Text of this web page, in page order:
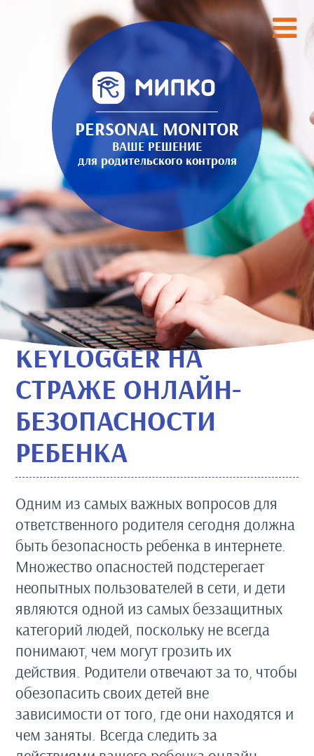
PERSONAL MONITOR
ВАШЕ РЕШЕНИЕ
для родительского контроля
KEYLOGGER НА
СТРАЖЕ ОНЛАЙН-
БЕЗОПАСНОСТИ
РЕБЕНКА
Одним из самых важных вопросов для
ответственного родителя сегодня должна
быть безопасность ребенка в интернете.
Множество опасностей подстерегает
неопытных пользователей в сети, и дети
являются одной из самых беззащитных
категорий людей, поскольку не всегда
понимают, чем могут грозить их
действия. Родители отвечают за то, чтобы
обезопасить своих детей вне
зависимости от того, где они находятся и
чем заняты. Всегда следить за